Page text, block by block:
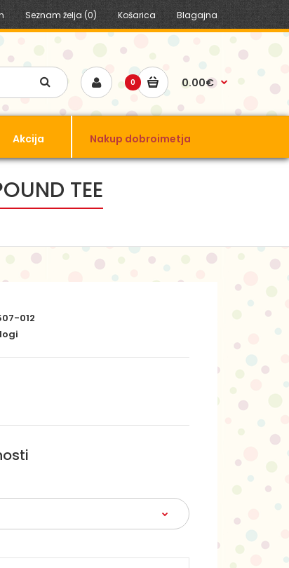
Seznam želja (0) Košarica Blagajna
0 0.00€
Akcija Nakup dobroimetja
TEE
012